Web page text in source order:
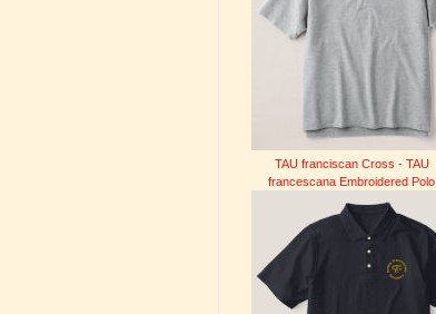
TAU franciscan Cross - TAU
francescana Embroidered Polo